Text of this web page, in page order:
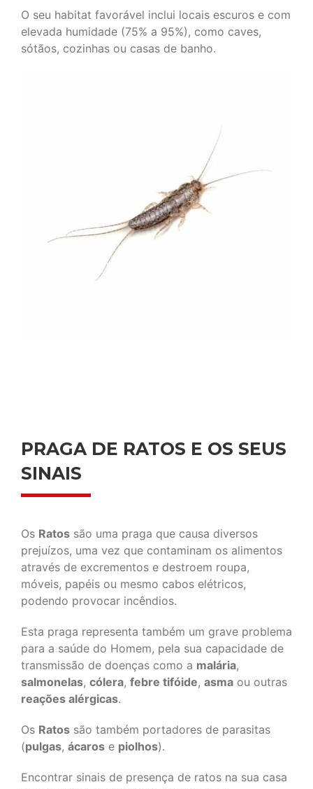
O seu habitat favorável inclui locais escuros e com
elevada humidade (75% a 95%), como caves,
sótãos, cozinhas ou casas de banho.
PRAGA DE RATOS E OS SEUS
SINAIS
Os Ratos são uma praga que causa diversos
prejuízos, uma vez que contaminam os alimentos
através de excrementos e destroem roupa,
móveis, papéis ou mesmo cabos elétricos,
podendo provocar incêndios.
Esta praga representa também um grave problema
para a saúde do Homem, pela sua capacidade de
transmissão de doenças como a malária,
salmonelas, cólera, febre tifóide, asma ou outras
reações alérgicas.
Os Ratos são também portadores de parasitas
(pulgas, ácaros e piolhos).
Encontrar sinais de presença de ratos na sua casa